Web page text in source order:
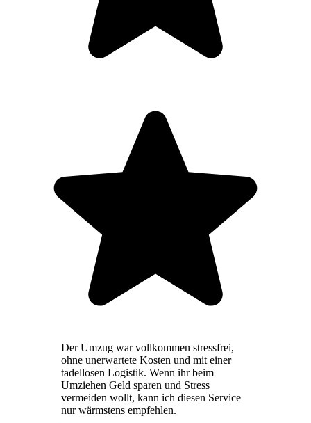
Der Umzug war vollkommen stressfrei,
ohne unerwartete Kosten und mit einer
tadellosen Logistik. Wenn ihr beim
Umziehen Geld sparen und Stress
vermeiden wollt, kann ich diesen Service
nur wärmstens empfehlen.